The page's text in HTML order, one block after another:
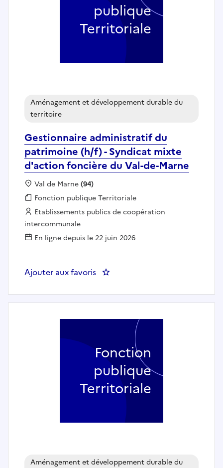
Gestionnaire administratif du
patrimoine (h/f) - Syndicat mixte
d'action foncière du Val-de-Marne
Aménagement et développement durable du
territoire
Localisation :
Val de Marne(94)
Fonction publique :
Fonction publique Territoriale
Employeur :
Etablissements publics de coopération
intercommunale
En ligne depuis le 22 juin 2026
Ajouter aux favoris : Gestionnaire administratif du
publique
Territoriale
Aménagement et développement durable du
Fonction
publique
Territoriale